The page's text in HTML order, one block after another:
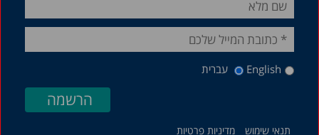
English עברית
תנאי שימוש מדיניות פרטיות